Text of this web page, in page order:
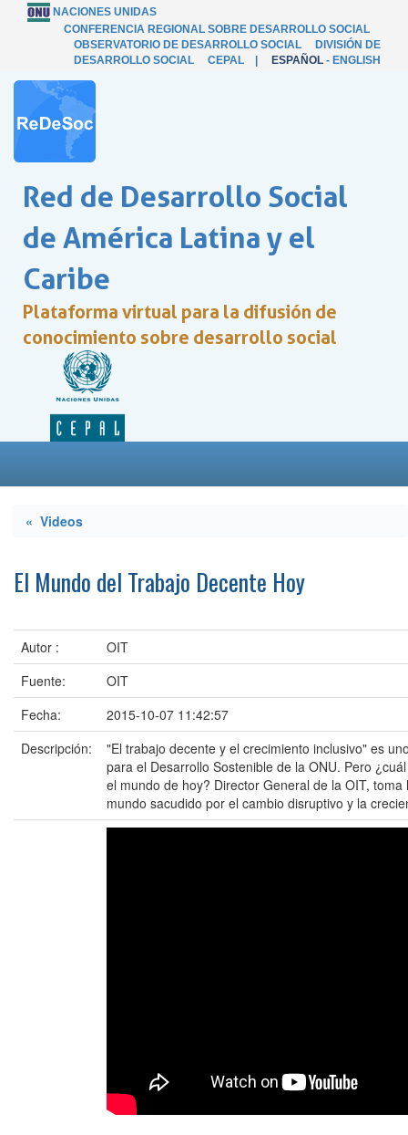
NACIONES UNIDAS
CONFERENCIA REGIONAL SOBRE DESARROLLO SOCIAL
OBSERVATORIO DE DESARROLLO SOCIAL
DIVISIÓN DE
DESARROLLO SOCIAL
CEPAL ESPAÑOL - ENGLISH
Red de Desarrollo Social
de América Latina y el
Caribe
Plataforma virtual para la difusión de
conocimiento sobre desarrollo social
« Videos
El Mundo del Trabajo Decente Hoy
Autor :
OIT
Fuente:
OIT
Fecha:
2015-10-07 11:42:57
Descripción:
"El trabajo decente y el crecimiento inclusivo" es
para el Desarrollo Sostenible de la ONU. Pero
el mundo de hoy? Director General de la OIT,
mundo sacudido por el cambio disruptivo y la